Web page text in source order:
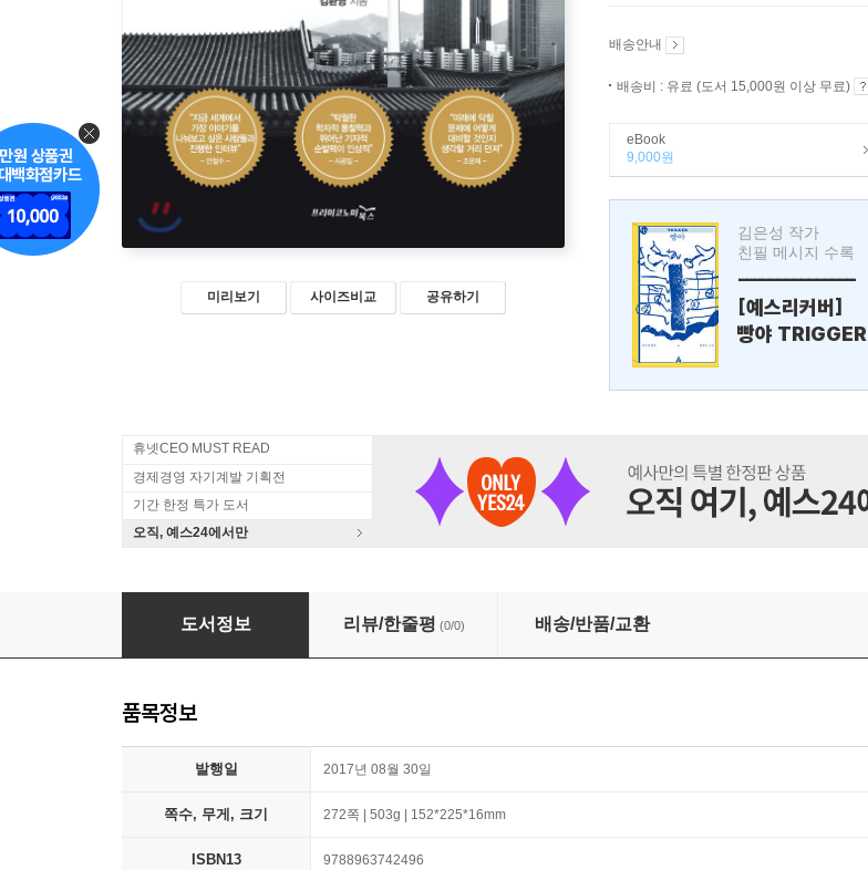
미리보기 사이즈비교 공유하기
배송안내
배송비 : 유료 (도서 15,000원 이상 무료)
eBook
9,000원
김은성 작가
친필 메시지 수록
---------------
[예스리커버]
빵야 TRIGGER
휴넷CEO MUST READ
경제경영 자기계발 기획전
기간 한정 특가 도서
오직, 예스24에서만
대한민국을 말하다
도서정보 리뷰/한줄평 (0/0) 배송/반품/교환
품목정보
발행일 2017년 08월 30일
쪽수, 무게, 크기 272쪽 | 503g | 152*225*16mm
ISBN13 9788963742496